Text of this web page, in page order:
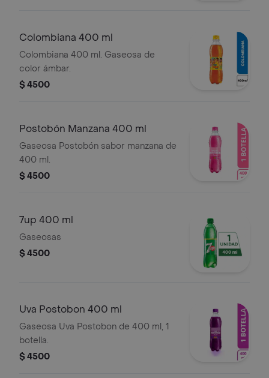
Colombiana 400 ml
Colombiana 400 ml. Gaseosa de
color ámbar.
$ 4500
Postobón Manzana 400 ml
Gaseosa Postobón sabor manzana de
400 ml.
$ 4500
7up 400 ml
Gaseosas
$ 4500
Uva Postobon 400 ml
Gaseosa Uva Postobon de 400 ml, 1
botella.
$ 4500